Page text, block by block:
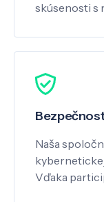
skúsenosti s
Naša
Vďaka